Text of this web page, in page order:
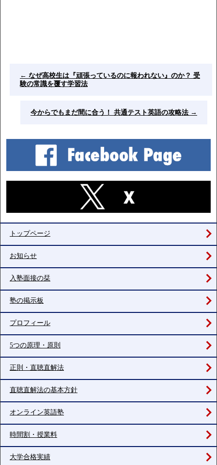
← なぜ高校生は『頑張っているのに報われない』のか？ 受
験の常識を覆す学習法
今からでもまだ間に合う！ 共通テスト英語の攻略法 →
トップページ
お知らせ
入塾面接の栞
塾の掲示板
プロフィール
5つの原理・原則
正則・直聴直解法
直聴直解法の基本方針
オンライン英語塾
時間割・授業料
大学合格実績